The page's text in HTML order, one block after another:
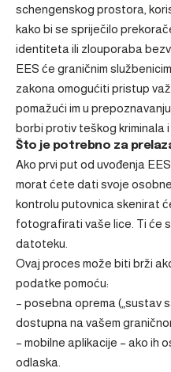
schengenskog prostora,
kako bi se spriječilo
identiteta ili zlouporaba
EES će graničnim
zakona omogućiti pristup
pomažući im u
borbi protiv teškog kriminala i
Što je potrebno za
Ako prvi put od uvođenja
morat ćete dati svoje
kontrolu putovnica skenirat
fotografirati vaše lice. Ti će
datoteku.
Ovaj proces može biti brži
podatke pomoću:
– posebna oprema („sustav
dostupna na vašem
– mobilne aplikacije – ako ih
odlaska.